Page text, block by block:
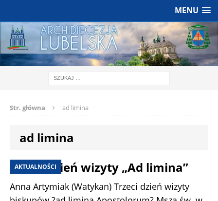
MENU
Str. główna ad limina
ad limina
AKTUALNOŚCI
Trzeci dzień wizyty „Ad limina”
Anna Artymiak (Watykan) Trzeci dzień wizyty